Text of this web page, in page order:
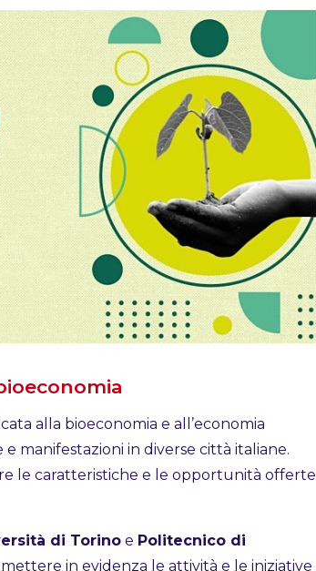
alla bioeconomia e all’economia
manifestazioni in diverse città italiane.
le caratteristiche e le opportunità offerte
di Torinoe Politecnico di
in evidenza le attività e le iniziative